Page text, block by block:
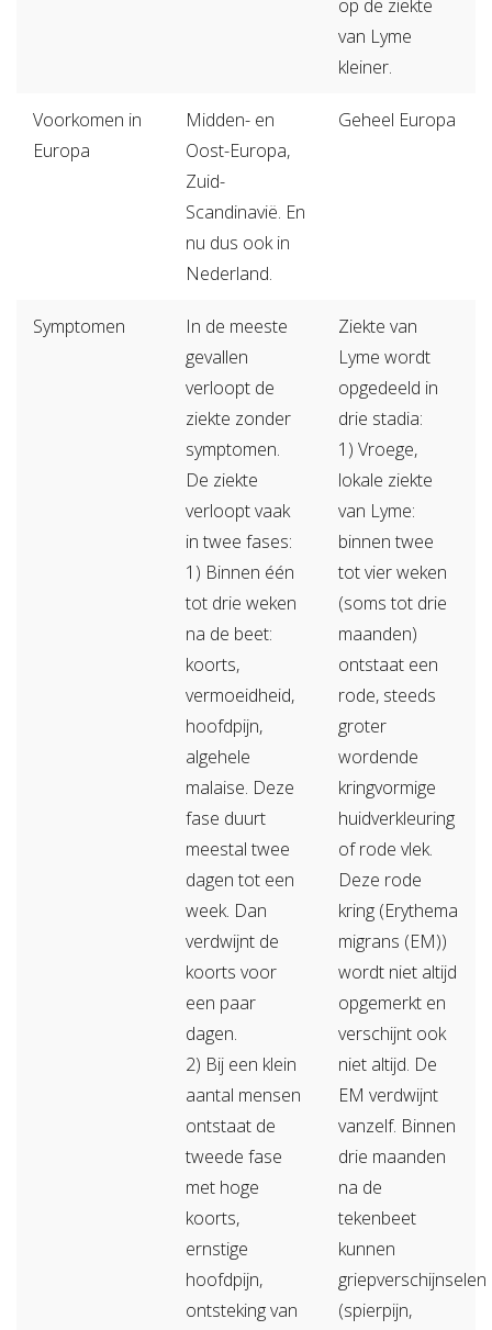
op de ziekte
van Lyme
kleiner.
Voorkomen in
Europa
Midden- en
Oost-Europa,
Zuid-
Scandinavië. En
nu dus ook in
Nederland.
Geheel Europa
Symptomen
In de meeste
gevallen
verloopt de
ziekte zonder
symptomen.
De ziekte
verloopt vaak
in twee fases:
1) Binnen één
tot drie weken
na de beet:
koorts,
vermoeidheid,
hoofdpijn,
algehele
malaise. Deze
fase duurt
meestal twee
dagen tot een
week. Dan
verdwijnt de
koorts voor
een paar
dagen.
2) Bij een klein
aantal mensen
ontstaat de
tweede fase
met hoge
koorts,
ernstige
hoofdpijn,
ontsteking van
Ziekte van
Lyme wordt
opgedeeld in
drie stadia:
1) Vroege,
lokale ziekte
van Lyme:
binnen twee
tot vier weken
(soms tot drie
maanden)
ontstaat een
rode, steeds
groter
wordende
kringvormige
huidverkleuring
of rode vlek.
Deze rode
kring (Erythema
migrans (EM))
wordt niet altijd
opgemerkt en
verschijnt ook
niet altijd. De
EM verdwijnt
vanzelf. Binnen
drie maanden
na de
tekenbeet
kunnen
griepverschijnselen
(spierpijn,